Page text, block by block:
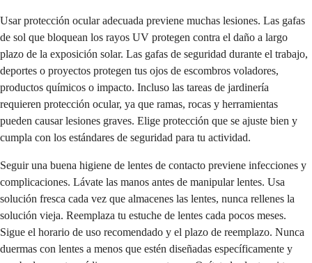
Usar protección ocular adecuada previene muchas lesiones. Las gafas
de sol que bloquean los rayos UV protegen contra el daño a largo
plazo de la exposición solar. Las gafas de seguridad durante el trabajo,
deportes o proyectos protegen tus ojos de escombros voladores,
productos químicos o impacto. Incluso las tareas de jardinería
requieren protección ocular, ya que ramas, rocas y herramientas
pueden causar lesiones graves. Elige protección que se ajuste bien y
cumpla con los estándares de seguridad para tu actividad.
Seguir una buena higiene de lentes de contacto previene infecciones y
complicaciones. Lávate las manos antes de manipular lentes. Usa
solución fresca cada vez que almacenes las lentes, nunca rellenes la
solución vieja. Reemplaza tu estuche de lentes cada pocos meses.
Sigue el horario de uso recomendado y el plazo de reemplazo. Nunca
duermas con lentes a menos que estén diseñadas específicamente y